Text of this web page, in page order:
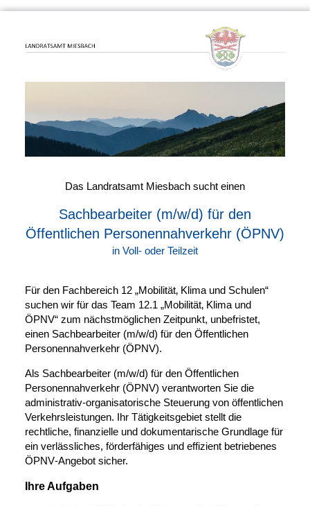
Das Landratsamt Miesbach sucht einen
Sachbearbeiter (m/w/d) für den
Öffentlichen Personennahverkehr (ÖPNV)
in Voll- oder Teilzeit
Für den Fachbereich 12 „Mobilität‚ Klima und Schulen“
suchen wir für das Team 12.1 „Mobilität‚ Klima und
ÖPNV“ zum nächstmöglichen Zeitpunkt, unbefristet,
einen Sachbearbeiter (m/w/d) für den Öffentlichen
Personennahverkehr (ÖPNV).
Als Sachbearbeiter (m/w/d) für den Öffentlichen
Personennahverkehr (ÖPNV) verantworten Sie die
administrativ‑organisatorische Steuerung von öffentlichen
Verkehrsleistungen. Ihr Tätigkeitsgebiet stellt die
rechtliche, finanzielle und dokumentarische Grundlage für
ein verlässliches, förderfähiges und effizient betriebenes
ÖPNV‑Angebot sicher.
Ihre Aufgaben